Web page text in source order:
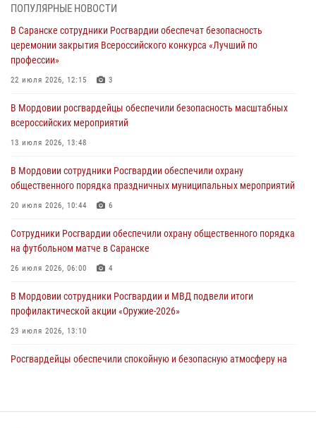
нанесение побоев
03 августа 2026, 08:58
Сотрудники Росгвардии обеспечили безопасность празднования 98-
03 августа 2026, 08:32 5
В Мордовии отметили День ВДВ: нарушений правопорядка не
03 августа 2026, 07:40
В Мордовии подведены итоги работы подразделений лицензионно-
02 августа 2026, 06:31
ПОПУЛЯРНЫЕ НОВОСТИ
В Саранске сотрудники Росгвардии обеспечат безопасность
церемонии закрытия Всероссийского конкурса «Лучший по
профессии»
22 июля 2026, 12:15 3
В Мордовии росгвардейцы обеспечили безопасность масштабных
всероссийских мероприятий
13 июля 2026, 13:48
В Мордовии сотрудники Росгвардии обеспечили охрану
общественного порядка праздничных муниципальных мероприятий
20 июля 2026, 10:44 6
Сотрудники Росгвардии обеспечили охрану общественного порядка
на футбольном матче в Саранске
26 июля 2026, 06:00 4
В Мордовии сотрудники Росгвардии и МВД подвели итоги
профилактической акции «Оружие‑2026»
23 июля 2026, 13:10
Росгвардейцы обеспечили спокойную и безопасную атмосферу на